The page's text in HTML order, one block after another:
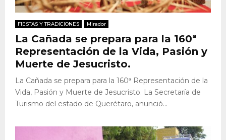
FIESTAS Y TRADICIONES Mirador
La Cañada se prepara para la 160ª
Representación de la Vida, Pasión y
Muerte de Jesucristo.
La Cañada se prepara para la 160ª Representación de la
Vida, Pasión y Muerte de Jesucristo. La Secretaría de
Turismo del estado de Querétaro, anunció...